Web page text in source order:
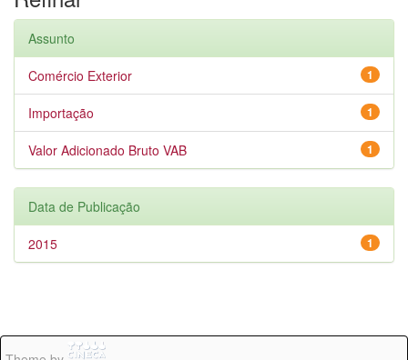
Assunto
1
Comércio Exterior
1
Importação
1
Valor Adicionado Bruto VAB
Data de Publicação
1
2015